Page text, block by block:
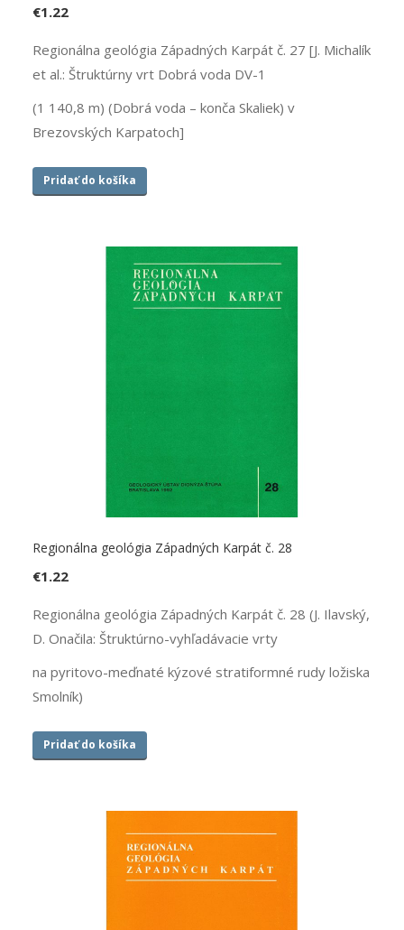
€1.22
Regionálna geológia Západných Karpát č. 27 [J. Michalík
et al.: Štruktúrny vrt Dobrá voda DV-1
(1 140,8 m) (Dobrá voda – konča Skaliek) v
Brezovských Karpatoch]
Pridať do košíka
Regionálna geológia Západných Karpát č. 28
€1.22
Regionálna geológia Západných Karpát č. 28 (J. Ilavský,
D. Onačila: Štruktúrno-vyhľadávacie vrty
na pyritovo-meďnaté kýzové stratiformné rudy ložiska
Smolník)
Pridať do košíka